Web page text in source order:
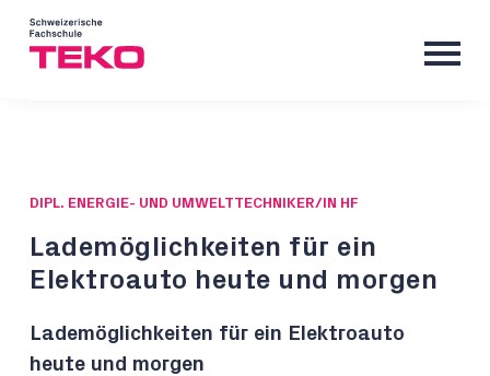
DIPL. ENERGIE- UND UMWELTTECHNIKER/IN HF
Lademöglichkeiten für ein
Elektroauto heute und morgen
Lademöglichkeiten für ein Elektroauto
heute und morgen